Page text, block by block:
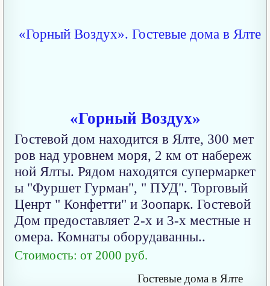
«Горный Воздух»
Гостевой дом находится в Ялте, 300 мет
ров над уровнем моря, 2 км от набереж
ной Ялты. Рядом находятся супермаркет
ы "Фуршет Гурман", " ПУД". Торговый
Ценрт " Конфетти" и Зоопарк. Гостевой
Дом предоставляет 2-х и 3-х местные н
омера. Комнаты оборудаванны..
Стоимость: от 2000 руб.
Гостевые дома в Ялте